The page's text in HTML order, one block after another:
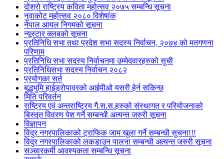
दोश्रो राष्ट्रिय कविता महोत्सव २०७५ सम्बन्धि सूचना
नुवाकोट महोत्सव २०८० विशेषांक
नेपाल आयल निगमको सूचना
न्यूस्टार क्लबको सूचना
प्रतिनिधि सभा तथा प्रदेश सभा सदस्य निर्वाचन, २०७४ को मतगणना
परिणाम
प्रतिनिधि सभा सदस्य निर्वाचनमा उम्मेदवारहरुको सुची
प्रतिनिधिसभा सदस्य निर्वाचन २०८२
प्रयोगका सर्त
बुद्धभुमि हाईड्रोपावरको आईपीओ यसरी हेर्न सकिन्छ
मिति परिवर्तन
राष्ट्रिय एवं अन्तराष्ट्रिय गै.स.स.हरुको संस्थागत र परियोजनाको
बिस्तृत विवरण पेश गर्ने सम्बन्धी अत्यन्त जरुरी सूचना
विज्ञापन
विदुर नगरपालिकाको ट्राफिक जाम खुला गर्ने सम्बन्धी सुचना!!!
विदुर नगरपालिकाको लकडाउन पालना सम्बन्धी अत्यन्त जरुरी सूचना
सञ्चारकर्मी आवश्यकता सम्बन्धि सूचना